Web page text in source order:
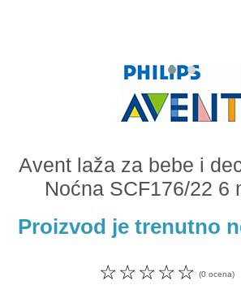
Avent laža za bebe i
Noćna SCF176/22 6
Proizvod je trenutno
☆
☆
☆
☆
☆ (0 ocena)